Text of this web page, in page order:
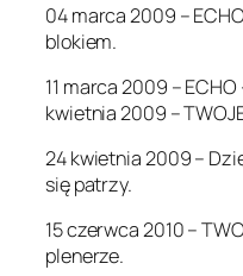
04 marca 2009 –
blokiem.
11 marca 2009 – ECHO
kwietnia 2009 –
24 kwietnia 2009 –
się patrzy.
15 czerwca 2010 –
plenerze.